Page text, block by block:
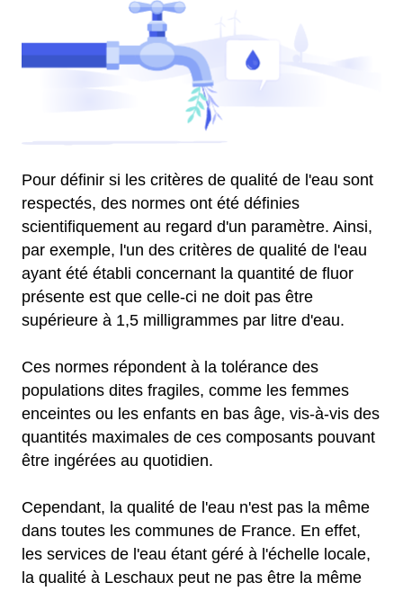
Pour définir si les critères de qualité de l'eau sont
respectés, des normes ont été définies
scientifiquement au regard d'un paramètre. Ainsi,
par exemple, l'un des critères de qualité de l'eau
ayant été établi concernant la quantité de fluor
présente est que celle-ci ne doit pas être
supérieure à 1,5 milligrammes par litre d'eau.
Ces normes répondent à la tolérance des
populations dites fragiles, comme les femmes
enceintes ou les enfants en bas âge, vis-à-vis des
quantités maximales de ces composants pouvant
être ingérées au quotidien.
Cependant, la qualité de l'eau n'est pas la même
dans toutes les communes de France. En effet,
les services de l'eau étant géré à l'échelle locale,
la qualité à Leschaux peut ne pas être la même